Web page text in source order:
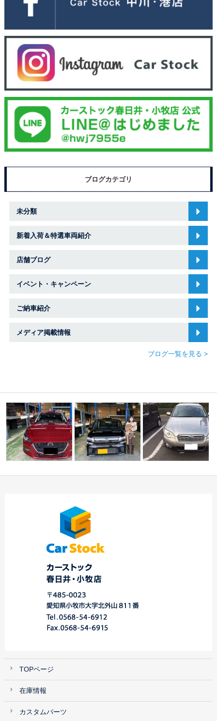
ブログカテゴリ
未分類
新着入荷＆特選車両紹介
店舗ブログ
イベント・キャンペーン
ご納車紹介
メディア掲載情報
ブログ一覧を見る >
車 ☆中川・港店☆
TOPページ
在庫情報
カスタムパーツ